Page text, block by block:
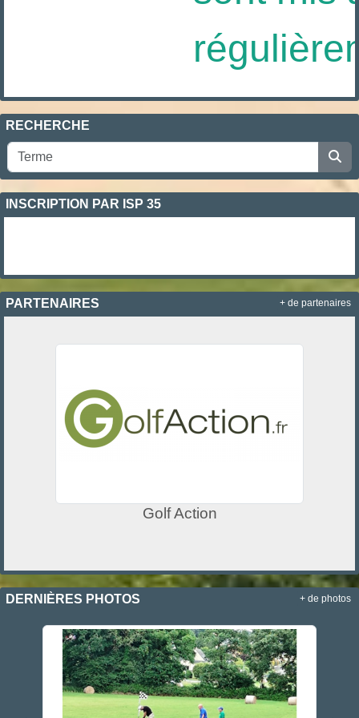
RECHERCHE
INSCRIPTION PAR ISP 35
PARTENAIRES
Golf Action
+ de partenaires
DERNIÈRES PHOTOS + de photos